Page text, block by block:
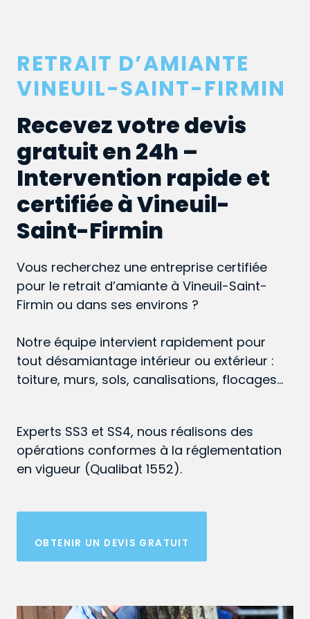
RETRAIT D’AMIANTE
VINEUIL-SAINT-FIRMIN
Recevez votre devis
gratuit en 24h –
Intervention rapide et
certifiée à Vineuil-
Saint-Firmin
Vous recherchez une entreprise certifiée
pour le retrait d’amiante à Vineuil-Saint-
Firmin ou dans ses environs ?
Notre équipe intervient rapidement pour
tout désamiantage intérieur ou extérieur :
toiture, murs, sols, canalisations, flocages…
Experts SS3 et SS4, nous réalisons des
opérations conformes à la réglementation
en vigueur (Qualibat 1552).
OBTENIR UN DEVIS GRATUIT